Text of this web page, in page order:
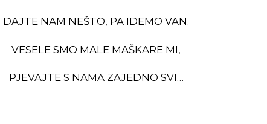
DAJTE NAM NEŠTO, PA IDEMO VAN.
VESELE SMO MALE MAŠKARE MI,
PJEVAJTE S NAMA ZAJEDNO SVI…